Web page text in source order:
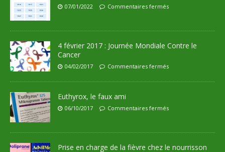
07/01/2022 Commentaires fermés
4 février 2017 : Journée Mondiale Contre le
Cancer
04/02/2017 Commentaires fermés
Euthyrox, le faux ami
06/10/2017 Commentaires fermés
Prise en charge de la fièvre chez le nourrisson